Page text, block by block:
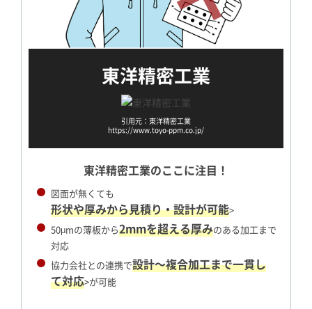
東洋精密工業
引用元：東洋精密工業
https://www.toyo-ppm.co.jp/
東洋精密工業のここに注目！
図面が無くても
形状や厚みから見積り・設計が可能>
50μmの薄板から2mmを超える厚みのある加工まで
対応
協力会社との連携で設計～複合加工まで一貫し
て対応>が可能